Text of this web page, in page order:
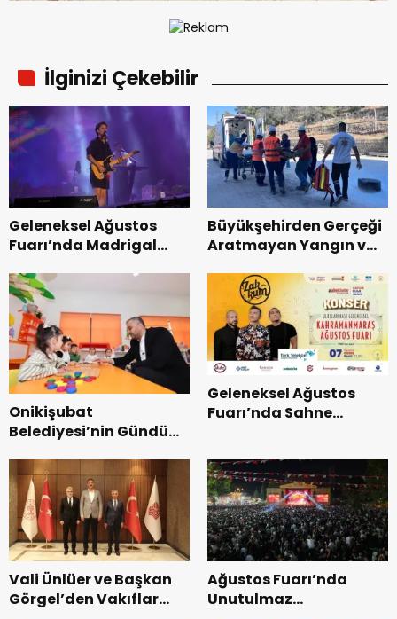
İlginizi Çekebilir
Geleneksel Ağustos
Fuarı’nda Madrigal
Büyükşehirden Gerçeği
Aratmayan Yangın ve
Onikişubat
Belediyesi’nin Gündüz
dönemin ön kayıtları
başladı.
Geleneksel Ağustos
Fuarı’nda Sahne
Vali Ünlüer ve Başkan
Görgel’den Vakıflar
Ağustos Fuarı’nda
Unutulmaz